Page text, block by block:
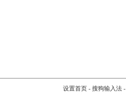
设置首页- 搜狗输入法-